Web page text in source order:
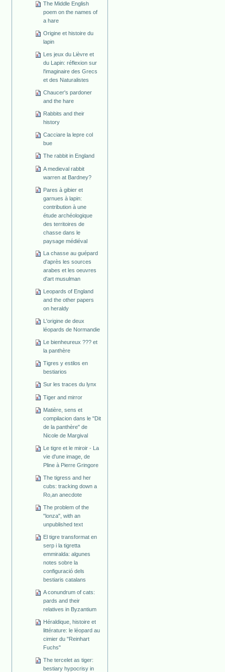
The Middle English
poem on the names of
a hare
Origine et histoire du
lapin
Les jeux du Lièvre et
du Lapin: réflexion sur
l'imaginaire des Grecs
et des Naturalistes
Chaucer's pardoner
and the hare
Rabbits and their
history
Cacciare la lepre col
bue
The rabbit in England
A medieval rabbit
warren at Bardney?
Pares à gibier et
garnues à lapin:
contribution à une
étude archéologique
des territoires de
chasse dans le
paysage médiéval
La chasse au guépard
d'après les sources
arabes et les oeuvres
d'art musulman
Leopards of England
and the other papers
on heraldy
L'origine de deux
léopards de Normandie
Le bienheureux ??? et
la panthère
Tigres y estilos en
bestiarios
Sur les traces du lynx
Tiger and mirror
Matière, sens et
compilacion dans le "Dit
de la panthère" de
Nicole de Margival
Le tigre et le miroir - La
vie d'une image, de
Pline à Pierre Gringore
The tigress and her
cubs: tracking down a
Ro,an anecdote
The problem of the
"lonza", with an
unpublished text
El tigre transformat en
serp i la tigretta
emmiralda: algunes
notes sobre la
configuració dels
bestiaris catalans
A conundrum of cats:
pards and their
relatives in Byzantium
Héraldique, histoire et
littérature: le léopard au
cimier du "Reinhart
Fuchs"
The tercelet as tiger:
bestiary hypocrisy in